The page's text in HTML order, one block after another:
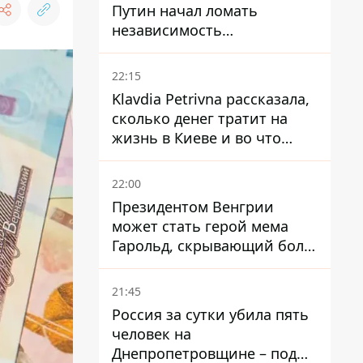
Путин начал ломать
независимость
собственного Центробанка,
заставив снизить базовую
ставку
22:15
Klavdia Petrivna рассказала,
сколько денег тратит на
жизнь в Киеве и во что
вкладывает миллионы
22:00
Президентом Венгрии
может стать герой мема
Гарольд, скрывающий боль
– он возглавил народное
голосование
21:45
Россия за сутки убила пять
человек на
Днепропетровщине – под